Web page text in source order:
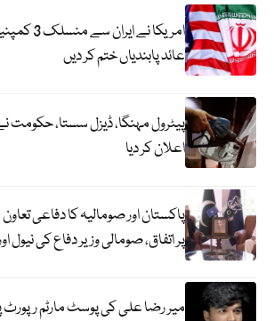
عائد پابندیاں ختم کر دیں
پیٹرول مہنگا، ڈیزل سستا، حکومت
اعلان کر دیا
پاکستان اور صومالیہ کا دفاعی
پر اتفاق، صومالی وزیر دفاع کی نیول
میر رضا علی کی پوسٹ مارٹم